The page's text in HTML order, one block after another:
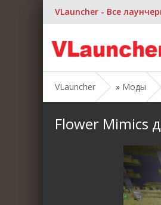
VLauncher - Все
VLauncher » Моды
Flower Mimics